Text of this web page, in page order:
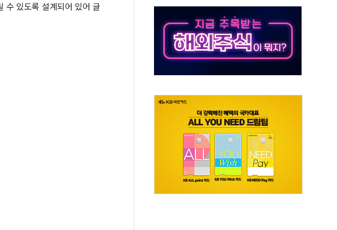
추미애, '위안부' 피해자 기림의 날 참석..."국제적 시민 연대로 목소리 내야"
인천 선재도 갯벌서 해루질 중 실종 60대 나흘만에 숨진 채 발견
인천서 말다툼 중 어머니 흉기 살해 10대 아들 체포
'화합' 꺼낸 김민석에 '뻔뻔' 받아친 정청래…제주 연설서 신경전 고조
수 있도록 설계되어 있어 글